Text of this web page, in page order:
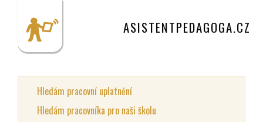
ASISTENTPEDAGOGA.CZ
Hledám pracovní uplatnění
Hledám pracovníka pro naši školu